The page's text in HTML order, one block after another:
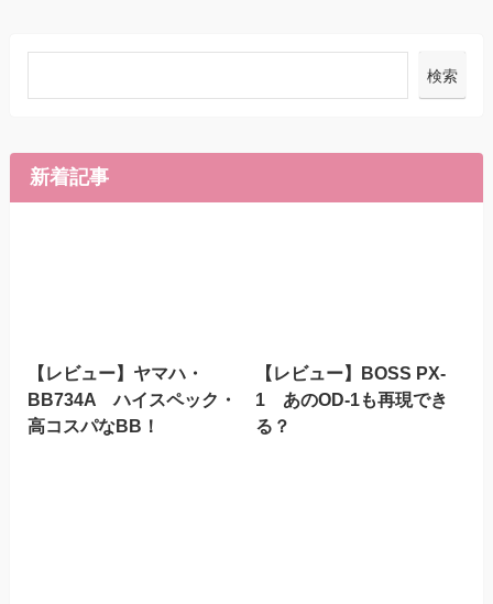
検索
新着記事
【レビュー】ヤマハ・
BB734A ハイスペック・
高コスパなBB！
【レビュー】BOSS PX-
1 あのOD-1も再現でき
る？